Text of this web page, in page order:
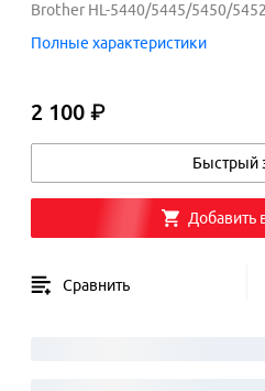
Brother HL-5440/5445/5450/
Полные характеристики
2 100 ₽2 100 ₽
Быстрый
Добавить
Сравнить